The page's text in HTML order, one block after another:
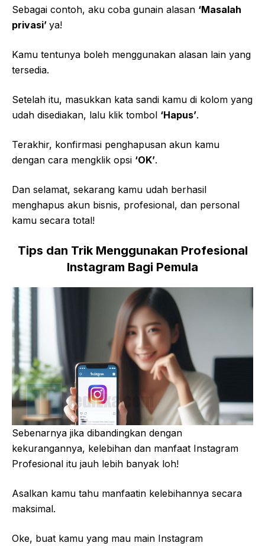
Sebagai contoh, aku coba gunain alasan ‘Masalah
privasi’ ya!
Kamu tentunya boleh menggunakan alasan lain yang
tersedia.
Setelah itu, masukkan kata sandi kamu di kolom yang
udah disediakan, lalu klik tombol ‘Hapus’.
Terakhir, konfirmasi penghapusan akun kamu
dengan cara mengklik opsi ‘OK’.
Dan selamat, sekarang kamu udah berhasil
menghapus akun bisnis, profesional, dan personal
kamu secara total!
Tips dan Trik Menggunakan Profesional
Instagram Bagi Pemula
Sebenarnya jika dibandingkan dengan
kekurangannya, kelebihan dan manfaat Instagram
Profesional itu jauh lebih banyak loh!
Asalkan kamu tahu manfaatin kelebihannya secara
maksimal.
Oke, buat kamu yang mau main Instagram